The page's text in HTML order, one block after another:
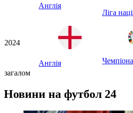
Англія
Ліга
2024
Англія
загалом
Новини на футбол 24